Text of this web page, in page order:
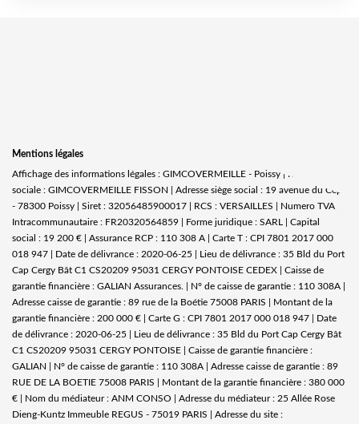
Mentions légales
Affichage des informations légales : GIMCOVERMEILLE - Poissy | Raison
sociale : GIMCOVERMEILLE FISSON | Adresse siège social : 19 avenue du Cep
- 78300 Poissy | Siret : 32056485900017 | RCS : VERSAILLES | Numero TVA
Intracommunautaire : FR20320564859 | Forme juridique : SARL | Capital
social : 19 200 € | Assurance RCP : 110 308 A | Carte T : CPI 7801 2017 000
018 947 | Date de délivrance : 2020-06-25 | Lieu de délivrance : 35 Bld du Port
Cap Cergy Bât C1 CS20209 95031 CERGY PONTOISE CEDEX | Caisse de
garantie financière : GALIAN Assurances. | N° de caisse de garantie : 110 308A |
Adresse caisse de garantie : 89 rue de la Boétie 75008 PARIS | Montant de la
garantie financière : 200 000 € | Carte G : CPI 7801 2017 000 018 947 | Date
de délivrance : 2020-06-25 | Lieu de délivrance : 35 Bld du Port Cap Cergy Bât
C1 CS20209 95031 CERGY PONTOISE | Caisse de garantie financière :
GALIAN | N° de caisse de garantie : 110 308A | Adresse caisse de garantie : 89
RUE DE LA BOETIE 75008 PARIS | Montant de la garantie financière : 380 000
€ | Nom du médiateur : ANM CONSO | Adresse du médiateur : 25 Allée Rose
Dieng-Kuntz Immeuble REGUS - 75019 PARIS | Adresse du site :